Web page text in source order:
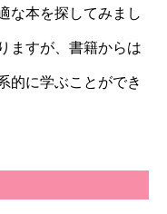
な本を探してみまし
ますが、書籍からは
的に学ぶことができ